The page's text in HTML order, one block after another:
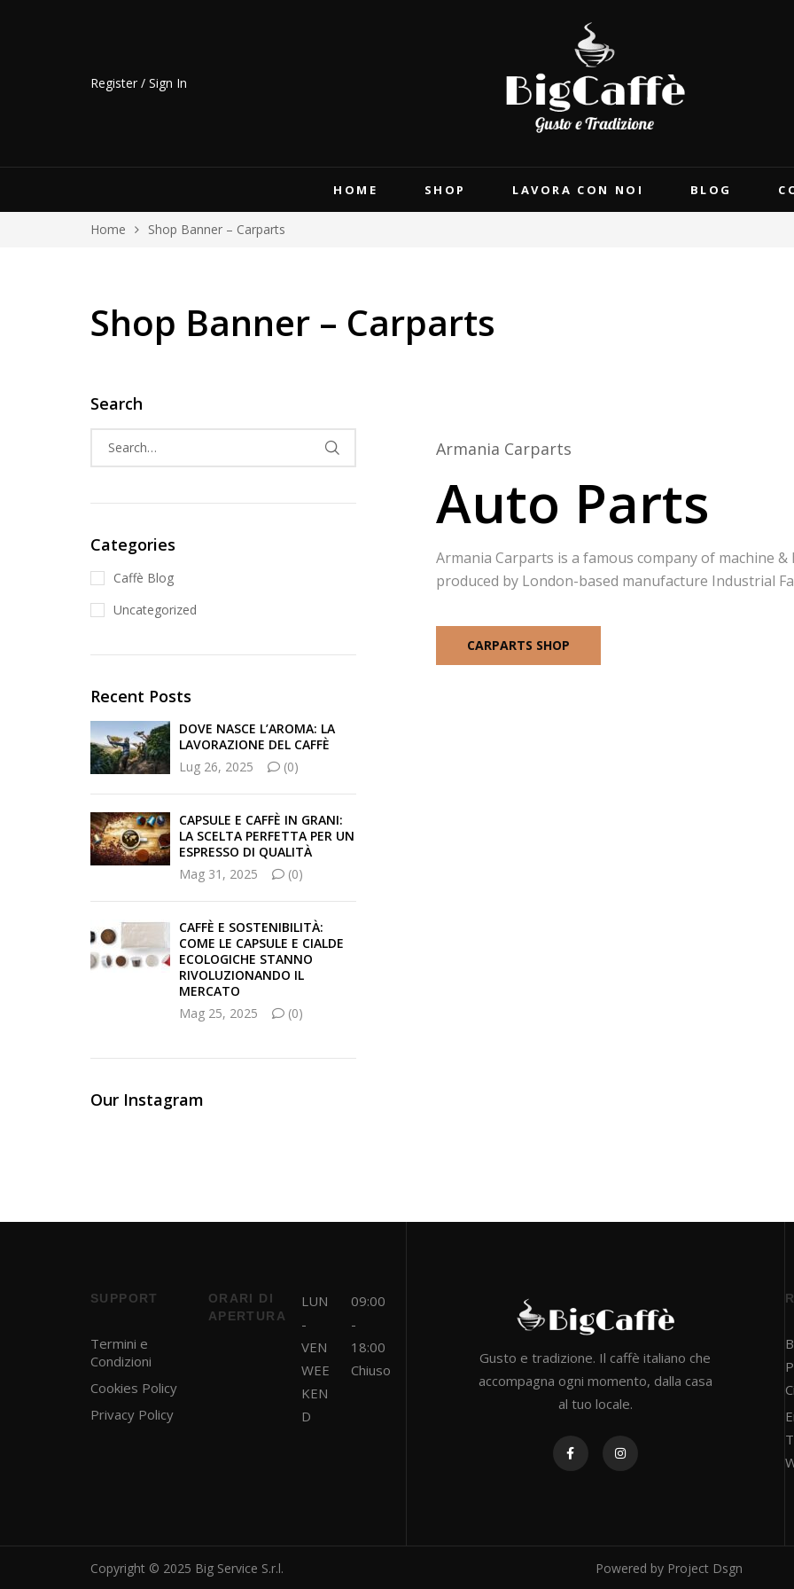
Register / Sign In
HOME SHOP LAVORA CON NOI BLOG
Home Shop Banner – Carparts
Shop Banner – Carparts
Armania Carparts
Auto Parts
Armania Carparts is a famous company of machine &
produced by London-based manufacture Industrial
CARPARTS SHOP
Search
Categories
Caffè Blog
Uncategorized
Recent Posts
DOVE NASCE L’AROMA: LA
LAVORAZIONE DEL CAFFÈ
Lug 26, 2025
(0)
CAPSULE E CAFFÈ IN GRANI:
LA SCELTA PERFETTA PER UN
ESPRESSO DI QUALITÀ
Mag 31, 2025
(0)
CAFFÈ E SOSTENIBILITÀ:
COME LE CAPSULE E CIALDE
ECOLOGICHE STANNO
RIVOLUZIONANDO IL
MERCATO
Mag 25, 2025
(0)
Our Instagram
SUPPORT
Termini e
Condizioni
Cookies Policy
Privacy Policy
ORARI DI
APERTURA
LUN
-
VEN
WEE
KEN
D
09:00
-
18:00
Chiuso
Gusto e tradizione. Il caffè italiano che
accompagna ogni momento, dalla casa
al tuo locale.
Copyright © 2025 Big Service S.r.l. Powered by Project Dsgn